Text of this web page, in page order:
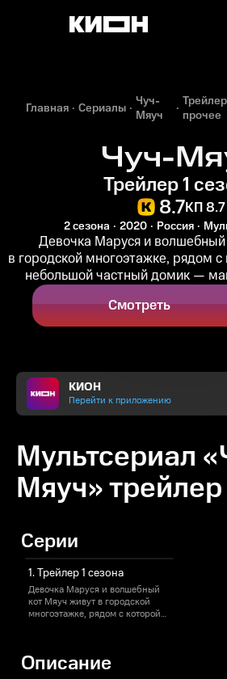
Главная Сериалы Чуч-
Мяуч
прочее
Чуч-
Трейлер 1
8.7КП 8.7
2 сезона 2020 Россия
Девочка Маруся и
в городской многоэтажке, рядом с
небольшой частный домик —
товаров Эммы
Смотреть
КИОН
Перейти к приложению
Мультсериал
Мяуч» трейлер
Серии
1. Трейлер 1 сезона
Девочка Маруся и волшебный
кот Мяуч живут в городской
многоэтажке, рядом с которой
Маруся загадывает Мяучу
Описание